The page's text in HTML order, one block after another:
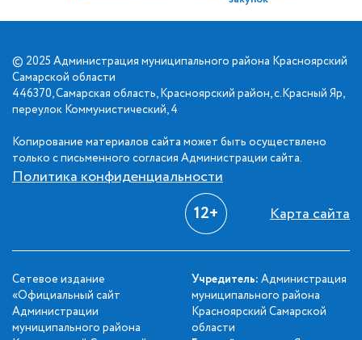
© 2025 Администрация муниципального района Красноярский
Самарской области
446370, Самарская область, Красноярский район, с.Красный Яр,
переулок Коммунистический, 4
Копирование материалов сайта может быть осуществлено
только с письменного согласия Администрации сайта.
Политика конфиденциальности
12+ Карта сайта
Сетевое издание
«Официальный сайт
Администрации
муниципального района
Учредитель: Администрация
муниципального района
Красноярский Самарской
области